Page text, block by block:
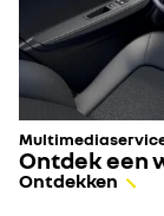
Ontdek een
Ontdekken